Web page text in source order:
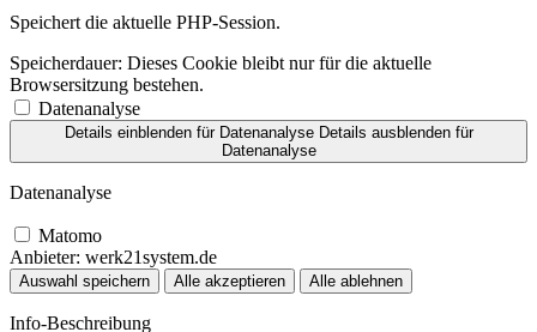
Speichert die aktuelle PHP-Session.
Speicherdauer: Dieses Cookie bleibt nur für die aktuelle
Browsersitzung bestehen.
Datenanalyse
Details einblendenfür Datenanalyse Details ausblendenfür
Datenanalyse
Datenanalyse
Matomo
Anbieter: werk21system.de
Auswahl speichern Alle akzeptieren Alle ablehnen
Info-Beschreibung